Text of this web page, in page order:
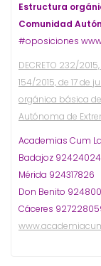
Estructura
Comunidad
#oposiciones
DECRETO 232/
154/2015, de 17 de
orgánica básica
Autónoma de
Academias Cum
Badajoz
Mérida 924317826
Don Benito
Cáceres